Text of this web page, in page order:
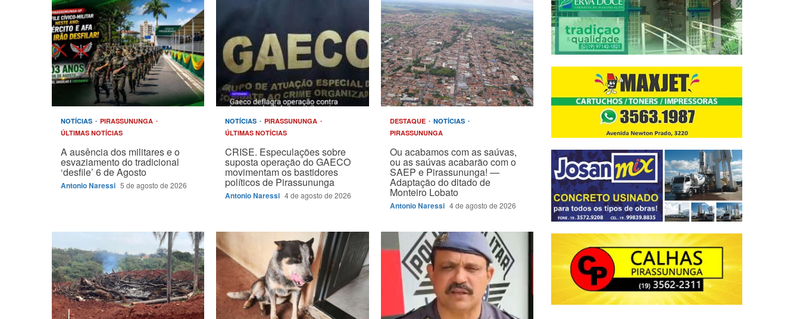
NOTÍCIAS
PIRASSUNUNGA
ÚLTIMAS NOTÍCIAS
A ausência dos militares e o
esvaziamento do tradicional
‘desfile’ 6 de Agosto
Antonio Naressi 5 de agosto de 2026
NOTÍCIAS
PIRASSUNUNGA
ÚLTIMAS NOTÍCIAS
CRISE. Especulações sobre
suposta operação do GAECO
movimentam os bastidores
políticos de Pirassununga
Antonio Naressi 4 de agosto de 2026
DESTAQUE
NOTÍCIAS
PIRASSUNUNGA
Ou acabamos com as saúvas,
ou as saúvas acabarão com o
SAEP e Pirassununga! —
Adaptação do ditado de
Monteiro Lobato
Antonio Naressi 4 de agosto de 2026